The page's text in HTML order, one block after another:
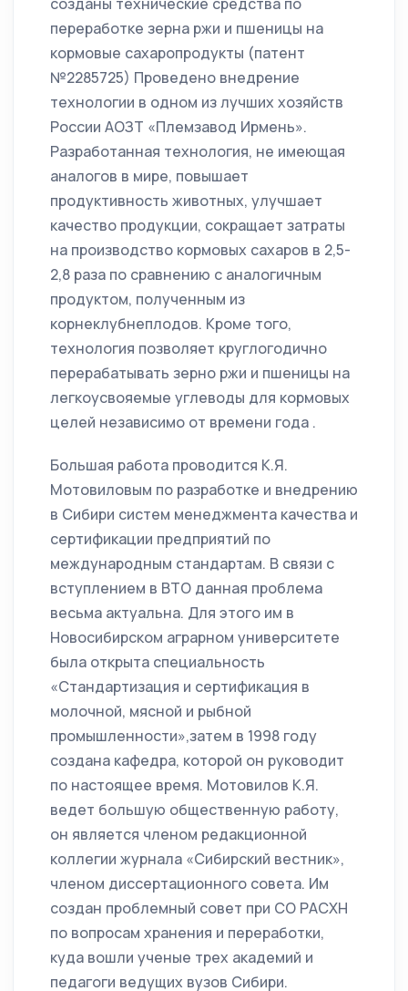
переработке зерна ржи и пшеницы на
кормовые сахаропродукты (патент
№2285725) Проведено внедрение
технологии в одном из лучших хозяйств
России АОЗТ «Племзавод Ирмень».
Разработанная технология, не имеющая
аналогов в мире, повышает
продуктивность животных, улучшает
качество продукции, сокращает затраты
на производство кормовых сахаров в 2,5-
2,8 раза по сравнению с аналогичным
продуктом, полученным из
корнеклубнеплодов. Кроме того,
технология позволяет круглогодично
перерабатывать зерно ржи и пшеницы на
легкоусвояемые углеводы для кормовых
целей независимо от времени года .
Большая работа проводится К.Я.
Мотовиловым по разработке и внедрению
в Сибири систем менеджмента качества и
сертификации предприятий по
международным стандартам. В связи с
вступлением в ВТО данная проблема
весьма актуальна. Для этого им в
Новосибирском аграрном университете
была открыта специальность
«Стандартизация и сертификация в
молочной, мясной и рыбной
промышленности»,затем в 1998 году
создана кафедра, которой он руководит
по настоящее время. Мотовилов К.Я.
ведет большую общественную работу,
он является членом редакционной
коллегии журнала «Сибирский вестник»,
членом диссертационного совета. Им
создан проблемный совет при СО РАСХН
по вопросам хранения и переработки,
куда вошли ученые трех академий и
педагоги ведущих вузов Сибири.